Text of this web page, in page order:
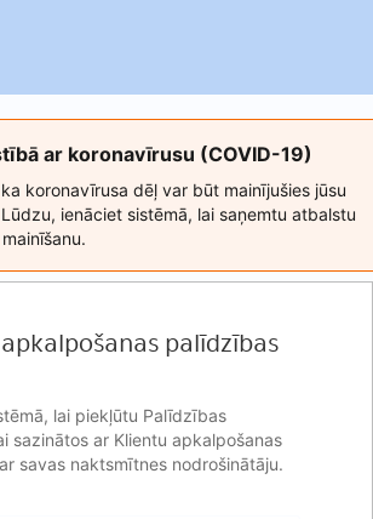
ar koronavīrusu (COVID-19)
koronavīrusa dēļ var būt mainījušies jūsu
ienāciet sistēmā, lai saņemtu atbalstu
palīdzības
lai piekļūtu Palīdzības
sazinātos ar Klientu apkalpošanas
savas naktsmītnes nodrošinātāju.